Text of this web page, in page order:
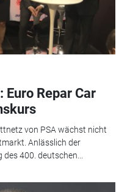
Repar Car
von PSA wächst nicht
Anlässlich der
400. deutschen...